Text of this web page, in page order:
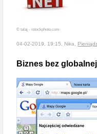
© talaj - istockphoto.com
04-02-2019, 19:15, Nika,
Biznes bez